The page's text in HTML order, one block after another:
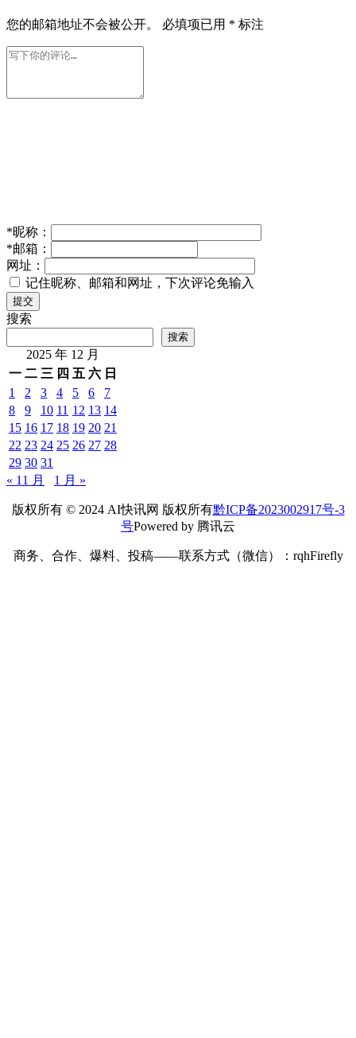
您的邮箱地址不会被公开。 必填项已用 * 标注
*昵称：
*邮箱：
网址：
记住昵称、邮箱和网址，下次评论免输入
提交
搜索
搜索
2025 年 12 月
一 二 三 四 五 六 日
1
2 3 4 5 6
7
8
9 10 11 12 13 14
15 16 17 18 19 20 21
22 23 24 25 26 27 28
29 30 31
« 11 月
1 月 »
版权所有 © 2024 AI快讯网 版权所有黔ICP备2023002917号-3
号Powered by 腾讯云
商务、合作、爆料、投稿——联系方式（微信）：rqhFirefly